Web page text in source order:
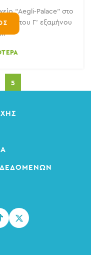
“Aegli-Palace” στο
του Γ’ εξαμήνου
5
ΔΕΔΟΜΈΝΩΝ